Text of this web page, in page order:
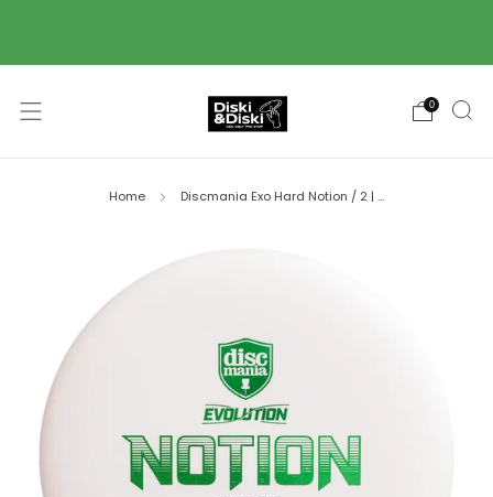
0
Home Discmania Exo Hard Notion / 2 | ...